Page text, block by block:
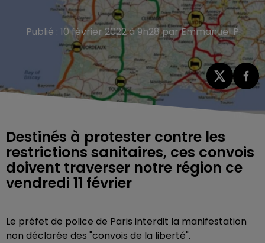
Publié : 10 février 2022 à 9h28 par Emmanuel P
Destinés à protester contre les
restrictions sanitaires, ces convois
doivent traverser notre région ce
vendredi 11 février
Le préfet de police de Paris interdit la manifestation
non déclarée des "convois de la liberté".